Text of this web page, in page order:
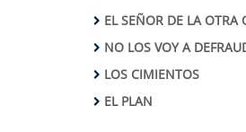
EL SEÑOR DE LA OTRA
NO LOS VOY A
LOS CIMIENTOS
EL PLAN